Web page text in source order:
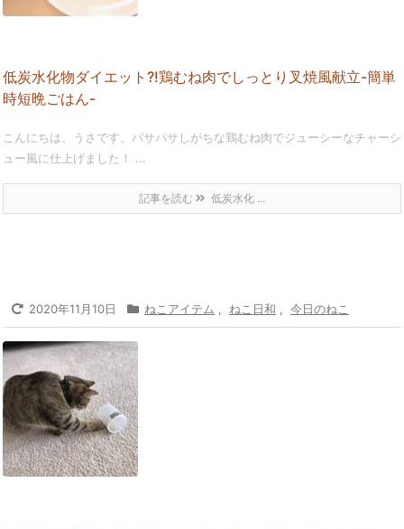
低炭水化物ダイエット?!鶏むね肉でしっとり叉焼風献立-簡単
時短晩ごはん-
こんにちは、うさです。パサパサしがちな鶏むね肉でジューシーなチャーシ
ュー風に仕上げました！ ...
記事を読む 低炭水化 ...
2020年11月10日 ねこアイテム ねこ日和 今日のねこ